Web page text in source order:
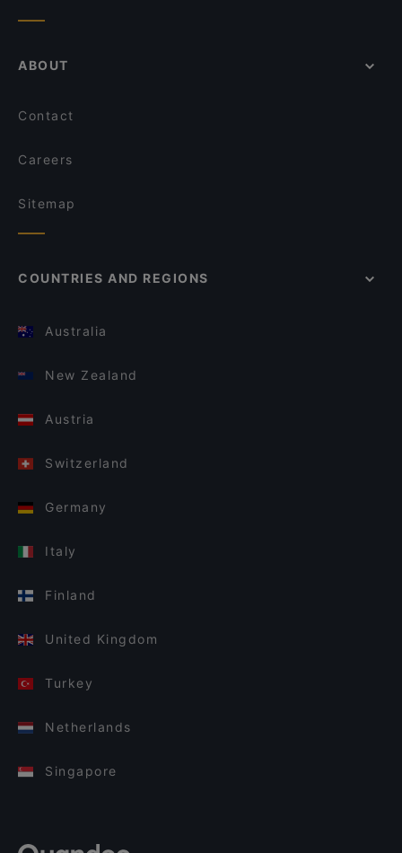
ABOUT
Contact
Careers
Sitemap
COUNTRIES AND REGIONS
Australia
New Zealand
Austria
Switzerland
Germany
Italy
Finland
United Kingdom
Turkey
Netherlands
Singapore